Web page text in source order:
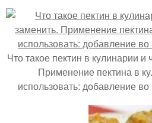
Что такое пектин в кулинарии
Применение пектина в
использовать: добавление